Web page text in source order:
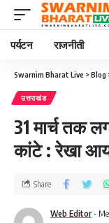
पर्यटन राजनीती
Swarnim Bharat Live >Blog
उत्तराखंड
31 मार्च तक
कांटे : रेखा
Web Editor -
Share